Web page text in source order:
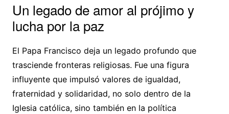
Un legado de amor al prójimo y
lucha por la paz
El Papa Francisco deja un legado profundo que
trasciende fronteras religiosas. Fue una figura
influyente que impulsó valores de igualdad,
fraternidad y solidaridad, no solo dentro de la
Iglesia católica, sino también en la política